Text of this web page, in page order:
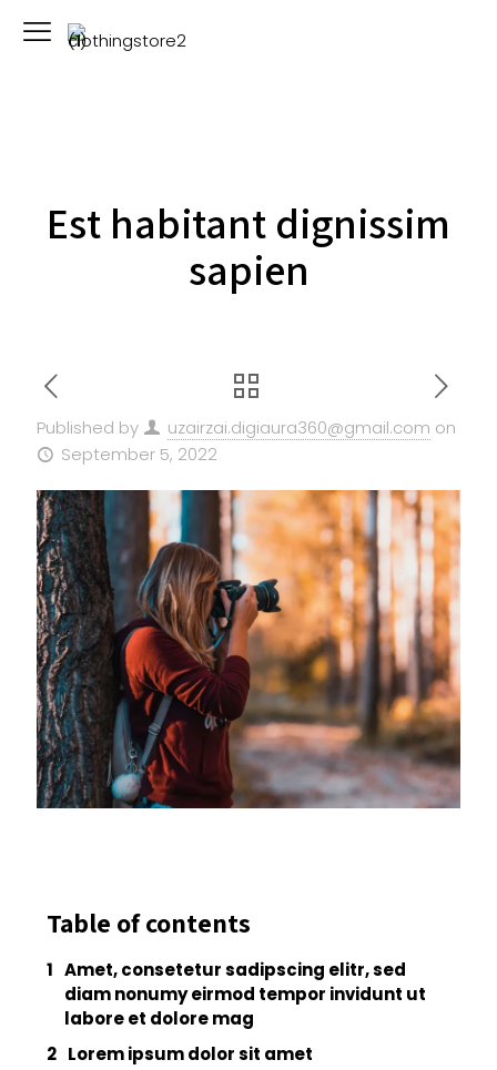
Est habitant dignissim
sapien
Published by uzairzai.digiaura360@gmail.com on
September 5, 2022
Table of contents
Amet, consetetur sadipscing elitr, sed
diam nonumy eirmod tempor invidunt ut
labore et dolore mag
Lorem ipsum dolor sit amet